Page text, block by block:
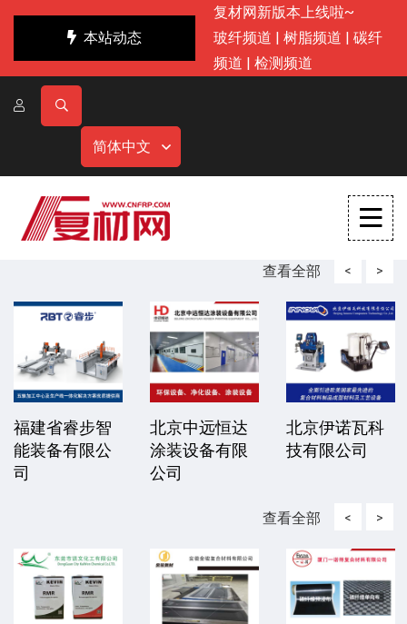
本站动态
复材网新版本上线啦~
玻纤频道 | 树脂频道 | 碳纤
频道 | 检测频道
简体中文
查看全部 <
福建省睿步智
能装备有限公
司
北京中远恒达
涂装设备有限
公司
北京伊诺瓦科
技有限公司
>
查看全部 < >